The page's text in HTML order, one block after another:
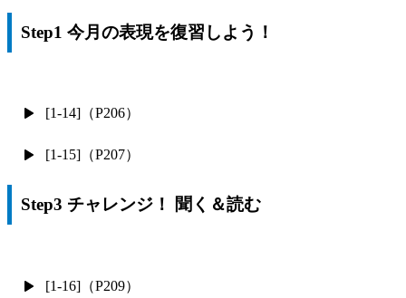
Step1 今月の表現を復習しよう！
[1-14]（P206）
[1-15]（P207）
Step3 チャレンジ！ 聞く＆読む
[1-16]（P209）